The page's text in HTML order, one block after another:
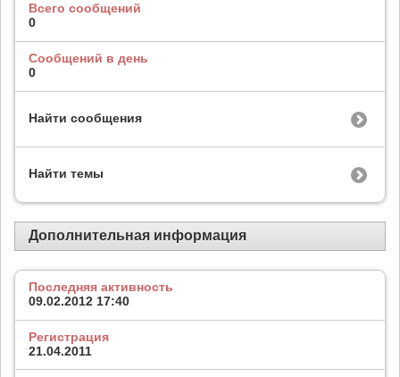
Всего сообщений
0
Сообщений в день
0
Найти сообщения
Найти темы
Дополнительная информация
Последняя активность
09.02.2012 17:40
Регистрация
21.04.2011